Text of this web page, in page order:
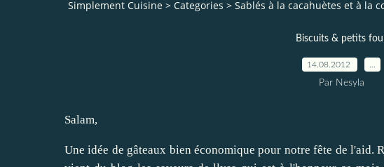
Simplement Cuisine > Categories > Sablés à la cacahuètes et à la
Biscuits & petits
14.08.2012
Par Nesyla
Salam,
Une idée de gâteaux bien économique pour notre fête de l'aid.